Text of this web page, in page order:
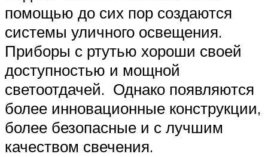
помощью до сих пор создаются
системы уличного освещения.
Приборы с ртутью хороши своей
доступностью и мощной
светоотдачей. Однако появляются
более инновационные конструкции,
более безопасные и с лучшим
качеством свечения.